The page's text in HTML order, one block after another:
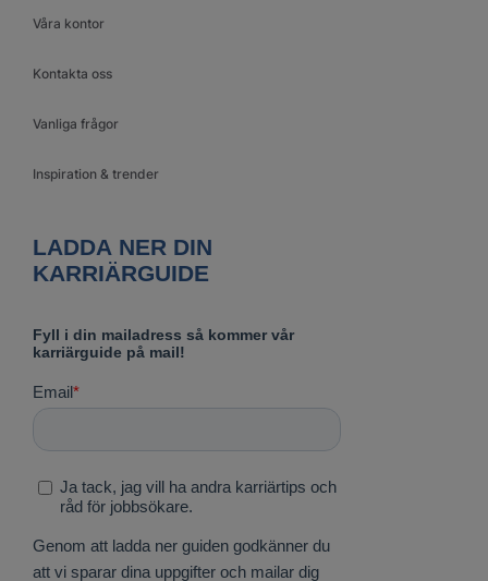
Våra kontor
Kontakta oss
Vanliga frågor
Inspiration & trender